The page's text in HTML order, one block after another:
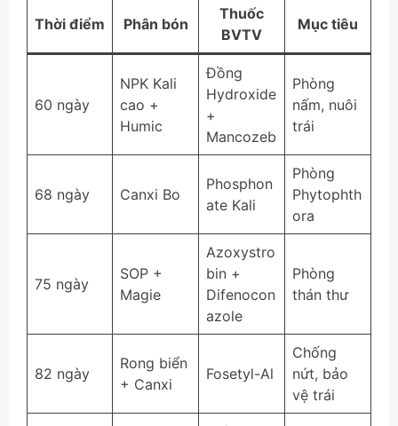
Thời điểm Phân bón
Thuốc
BVTV
Mục tiêu
60 ngày
NPK Kali
cao +
Humic
Đồng
Hydroxide
+
Mancozeb
Phòng
nấm, nuôi
trái
68 ngày Canxi Bo
Phosphon
ate Kali
Phòng
Phytophth
ora
75 ngày
SOP +
Magie
Azoxystro
bin +
Difenocon
azole
Phòng
thán thư
82 ngày
Rong biển
+ Canxi
Fosetyl-Al
Chống
nứt, bảo
vệ trái